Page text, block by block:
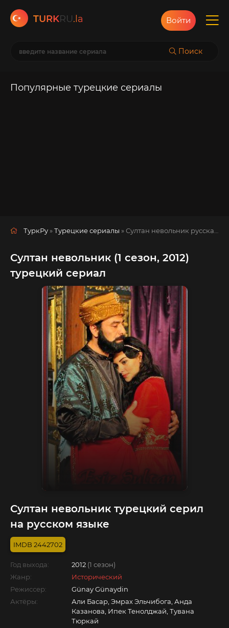
TURKRU.la
Поиск
Войти
Популярные турецкие сериалы
ТуркРу »Турецкие сериалы » Султан невольник русская озвучка смотреть полностью онлайн!
Султан невольник (1 сезон, 2012)
турецкий сериал
Султан невольник турецкий серил
на русском языке
2442702
Год выхода: 2012 (1 сезон)
Жанр:
Исторический
Режиссер:
Günay Günaydin
Актёры:
Али Басар, Эмрах Эльчибога, Анда
Казанова, Ипек Тенолджай, Тувана
Тюркай